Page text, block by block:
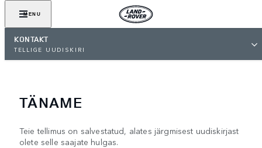
MENU
KONTAKT
TELLIGE UUDISKIRI
TÄNAME
Teie tellimus on salvestatud, alates järgmisest uudiskirjast
olete selle saajate hulgas.